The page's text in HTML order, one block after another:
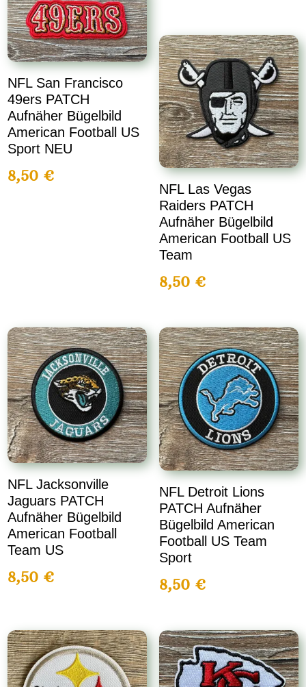
NFL San Francisco
49ers PATCH
Aufnäher Bügelbild
American Football US
Sport NEU
8,50 €
NFL Las Vegas
Raiders PATCH
Aufnäher Bügelbild
American Football US
Team
8,50 €
NFL Jacksonville
Jaguars PATCH
Aufnäher Bügelbild
American Football
Team US
8,50 €
NFL Detroit Lions
PATCH Aufnäher
Bügelbild American
Football US Team
Sport
8,50 €